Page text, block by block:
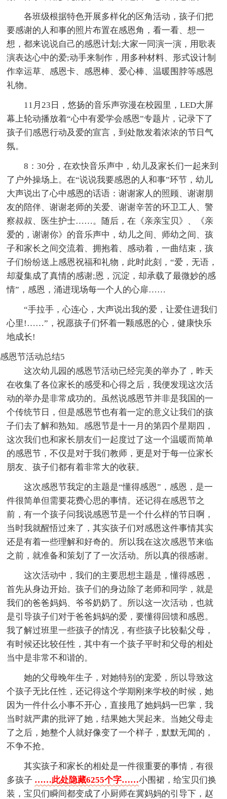
各班级根据特色开展多样化的区角活动，孩子们把
要感谢的人和事的照片布置在感恩角，看一看、想一
想，都来说说自己的感恩计划;大家一同演一演，用歌表
演表达心中的爱;动手来制作，用多种材料、形式设计制
作幸运草、感恩卡、感恩棒、爱心棒、温暖围脖等感恩
礼物。
11月23日，悠扬的音乐声弥漫在校园里，LED大屏
幕上轮动播放着“心中有爱学会感恩”专题片，记录下了
孩子们感恩行动及爱的宣言，到处散发着浓浓的节日气
氛。
8：30分，在欢快音乐声中，幼儿及家长们一起来到
了户外操场上。在“说说我要感恩的人和事”环节，幼儿
大声说出了心中感恩的话语：谢谢家人的照顾、谢谢朋
友的陪伴、谢谢老师的关爱、谢谢辛苦的环卫工人、警
察叔叔、医生护士……。随后，在《亲亲宝贝》、《亲
爱的，谢谢你》的音乐声中，幼儿之间、师幼之间、孩
子和家长之间交流着、拥抱着、感动着，一曲结束，孩
子们纷纷送上感恩祝福和礼物，此时此刻，“爱，无语，
却凝集成了真情的感谢;恩，沉淀，却承载了最微妙的感
情”，感恩，涌进现场每一个人的心扉……
“手拉手，心连心，大声说出我的爱，让爱住进我们
心里!……”，祝愿孩子们怀着一颗感恩的心，健康快乐
地成长!
感恩节活动总结5
这次幼儿园的感恩节活动已经完美的举办了，昨天
在收集了各位家长的感受和心得之后，我便发现这次活
动的举办是非常成功的。虽然说感恩节并非是我国的一
个传统节日，但是感恩节也有着一定的意义让我们的孩
子们去了解和熟知。感恩节是十一月的第四个星期四，
这次我们也和家长朋友们一起度过了这一个温暖而简单
的感恩节，不仅是对于我们教师，更是对于每一位家长
朋友、孩子们都有着非常大的收获。
这次感恩节我定的主题是“懂得感恩”，感恩，是一
件很简单但需要花费心思的事情。还记得在感恩节之
前，有一个孩子问我说感恩节是一个什么样的节日啊，
当时我就醒悟过来了，其实孩子们对感恩这件事情其实
还是有着一些理解和好奇的。所以我在这次感恩节来临
之前，就准备和策划了了一次活动。所以真的很感谢。
这次活动中，我们的主要思想主题是，懂得感恩，
首先从身边开始。孩子们的身边除了老师和同学，就是
我们的爸爸妈妈、爷爷奶奶了。所以这一次活动，也就
是引导孩子们对于爸爸妈妈的爱，要懂得回馈和感恩。
我了解过班里一些孩子的情况，有些孩子比较黏父母，
有时候还比较任性，其中有一个孩子平时和父母的相处
当中是非常不和谐的。
她的父母晚年生子，对她特别的宠爱，所以导致这
个孩子无比任性，还记得这个学期刚来学校的时候，她
因为一件什么小事不开心，直接甩了她妈妈一巴掌，我
当时就严肃的批评了她，结果她大哭起来。当她父母走
了之后，她整个人就好像变了一个样子，默默无闻的，
不争不抢。
其实孩子和家长的相处是一件很重要的事情，有很
多孩子 ……此处隐藏6255个字……小围裙，给宝贝们换
装，宝贝们瞬间都变成了小厨师在冀妈妈的引导下，赵